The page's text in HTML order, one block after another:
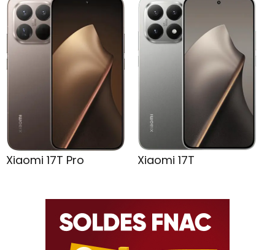
Xiaomi 17T Pro Xiaomi 17T